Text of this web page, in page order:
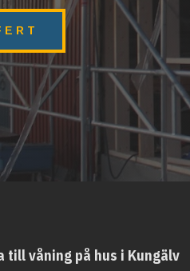
till våning på hus i Kungälv